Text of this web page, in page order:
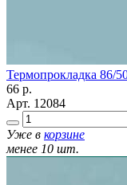
Термопрокладка 86/
66 р.
Арт. 12084
Уже в корзине
менее 10 шт.